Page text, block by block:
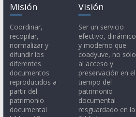
Misión
Coordinar,
recopilar,
normalizar y
difundir los
diferentes
documentos
reproducidos a
partir del
patrimonio
documental
Visión
Ser un servicio
efectivo, dinámico
y moderno que
coadyuve, no sólo
al acceso y
preservación en el
tiempo del
patrimonio
documental
resguardado en la